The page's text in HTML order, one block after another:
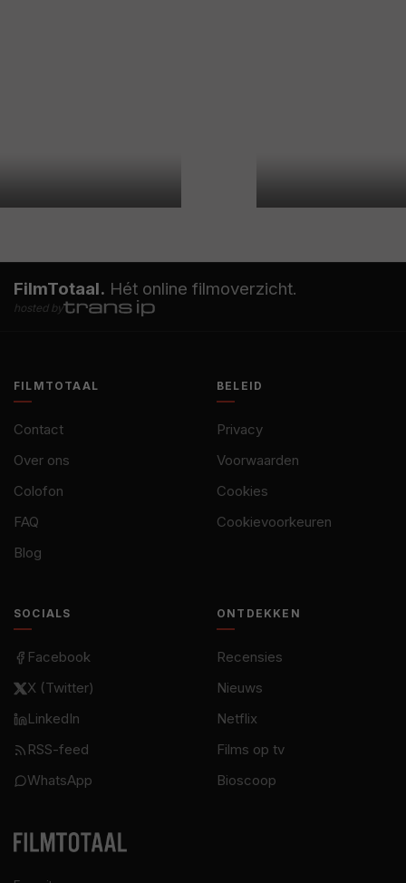
FilmTotaal. Hét online filmoverzicht.
hosted by
FILMTOTAAL
Contact
Over ons
Colofon
FAQ
Blog
BELEID
Privacy
Voorwaarden
Cookies
Cookievoorkeuren
SOCIALS
Facebook
X (Twitter)
LinkedIn
RSS-feed
WhatsApp
ONTDEKKEN
Recensies
Nieuws
Netflix
Films op tv
Bioscoop